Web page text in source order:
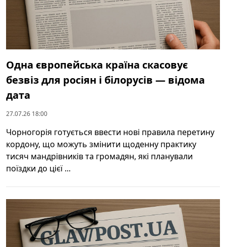
Одна європейська країна скасовує
безвіз для росіян і білорусів — відома
дата
27.07.26 18:00
Чорногорія готується ввести нові правила перетину
кордону, що можуть змінити щоденну практику
тисяч мандрівників та громадян, які планували
поїздки до цієї ...